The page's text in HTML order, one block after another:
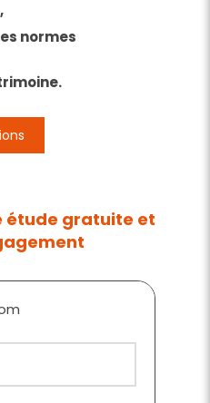
normes
étude gratuite et